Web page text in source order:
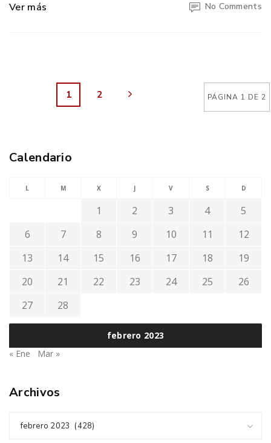
Ver más No Comments
PÁGINA 1 DE 2
1 2
Calendario
febrero 2023
L M X J V S D
1 2 3 4
5
6
7 8 9 10 11
12
13
14 15 16 17 18
19
20
21 22 23 24 25
26
27
28
« Ene Mar »
Archivos
febrero 2023 (428)